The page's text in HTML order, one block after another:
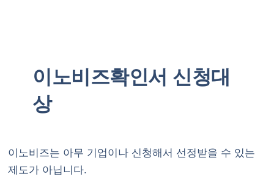
이노비즈확인서 신청대
상
이노비즈는 아무 기업이나 신청해서 선정받을 수 있는
제도가 아닙니다.